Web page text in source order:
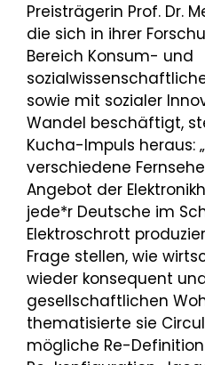
Preisträgerin Prof. Dr.
die sich in ihrer
Bereich Konsum- und
sowie mit sozialer
Wandel beschäftigt,
Kucha-Impuls heraus:
verschiedene
Angebot der
jede*r Deutsche im
Elektroschrott
Frage stellen, wie
wieder konsequent
gesellschaftlichen
thematisierte sie
mögliche Re-